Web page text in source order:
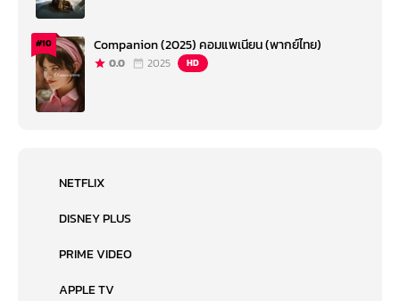
#10 Companion (2025) คอมแพเนียน (พากย์ไทย)
0.0 2025 HD
NETFLIX
DISNEY PLUS
PRIME VIDEO
APPLE TV